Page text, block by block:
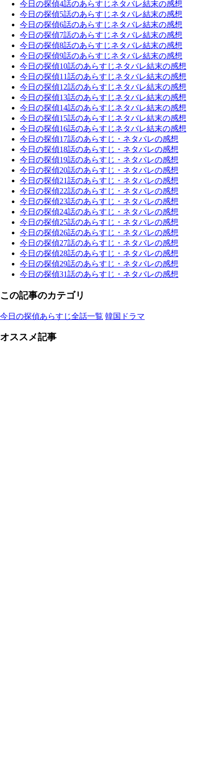
今日の探偵4話のあらすじネタバレ結末の感想
今日の探偵5話のあらすじネタバレ結末の感想
今日の探偵6話のあらすじネタバレ結末の感想
今日の探偵7話のあらすじネタバレ結末の感想
今日の探偵8話のあらすじネタバレ結末の感想
今日の探偵9話のあらすじネタバレ結末の感想
今日の探偵10話のあらすじネタバレ結末の感想
今日の探偵11話のあらすじネタバレ結末の感想
今日の探偵12話のあらすじネタバレ結末の感想
今日の探偵13話のあらすじネタバレ結末の感想
今日の探偵14話のあらすじネタバレ結末の感想
今日の探偵15話のあらすじネタバレ結末の感想
今日の探偵16話のあらすじネタバレ結末の感想
今日の探偵17話のあらすじ・ネタバレの感想
今日の探偵18話のあらすじ・ネタバレの感想
今日の探偵19話のあらすじ・ネタバレの感想
今日の探偵20話のあらすじ・ネタバレの感想
今日の探偵21話のあらすじ・ネタバレの感想
今日の探偵22話のあらすじ・ネタバレの感想
今日の探偵23話のあらすじ・ネタバレの感想
今日の探偵24話のあらすじ・ネタバレの感想
今日の探偵25話のあらすじ・ネタバレの感想
今日の探偵26話のあらすじ・ネタバレの感想
今日の探偵27話のあらすじ・ネタバレの感想
今日の探偵28話のあらすじ・ネタバレの感想
今日の探偵29話のあらすじ・ネタバレの感想
今日の探偵31話のあらすじ・ネタバレの感想
この記事のカテゴリ
今日の探偵あらすじ全話一覧 韓国ドラマ
オススメ記事